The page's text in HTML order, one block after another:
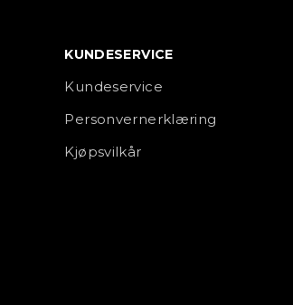
KUNDESERVICE
Kundeservice
Personvernerklæring
Kjøpsvilkår